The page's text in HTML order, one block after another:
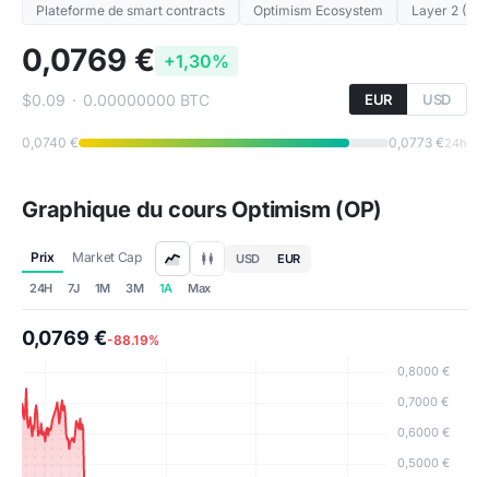
Plateforme de smart contracts Optimism Ecosystem Layer 2 (L2)
0,0769 € +1,30%
$0.09 · 0.00000000 BTC EUR USD
0,0740 € 0,0773 €24h
Graphique du cours Optimism (OP)
Prix Market Cap USD
EUR
24H
7J 1M 3M 1A Max
0,0769 €-88.19%